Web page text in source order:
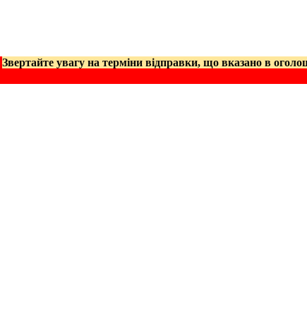
Звертайте увагу на терміни відправки, що вказано в